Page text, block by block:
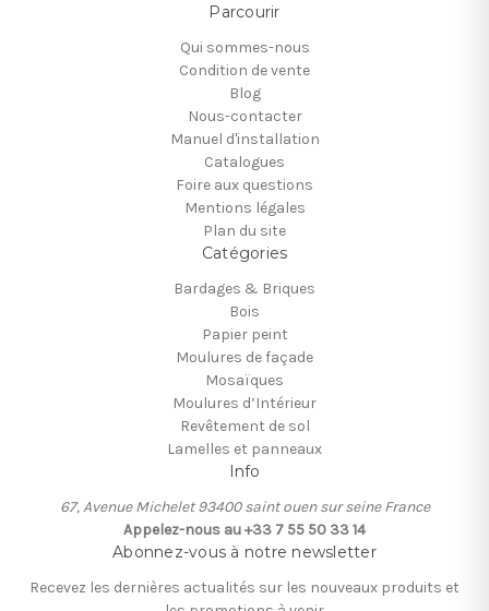
Parcourir
Qui sommes-nous
Condition de vente
Blog
Nous-contacter
Manuel d'installation
Catalogues
Foire aux questions
Mentions légales
Plan du site
Catégories
Bardages & Briques
Bois
Papier peint
Moulures de façade
Mosaïques
Moulures d’Intérieur
Revêtement de sol
Lamelles et panneaux
Info
67, Avenue Michelet 93400 saint ouen sur seine France
Appelez-nous au +33 7 55 50 33 14
Abonnez-vous à notre newsletter
Recevez les dernières actualités sur les nouveaux produits et